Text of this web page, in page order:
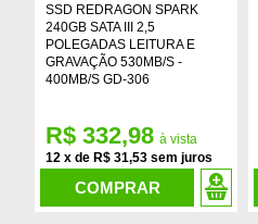
SSD REDRAGON SPARK
240GB SATA III 2,5
POLEGADAS LEITURA E
GRAVAÇÃO 530MB/S -
400MB/S GD-306
12 x de R$ 31,53
R$ 332,98
COMPRAR